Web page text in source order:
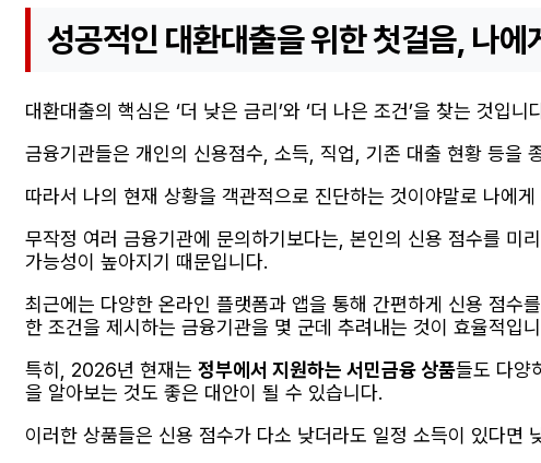
성공적인 대환대출을 위한 첫걸음, 나에
대환대출의 핵심은 ‘더 낮은 금리’와 ‘더 나은 조건’을 찾는 것
금융기관들은 개인의 신용점수, 소득, 직업, 기존 대출 현황 등을
따라서 나의 현재 상황을 객관적으로 진단하는 것이야말로 나에
무작정 여러 금융기관에 문의하기보다는, 본인의 신용 점수를 미
가능성이 높아지기 때문입니다.
최근에는 다양한 온라인 플랫폼과 앱을 통해 간편하게 신용 점수
한 조건을 제시하는 금융기관을 몇 군데 추려내는 것이 효율적입
특히, 2026년 현재는 정부에서 지원하는 서민금융 상품들도 다양
을 알아보는 것도 좋은 대안이 될 수 있습니다.
이러한 상품들은 신용 점수가 다소 낮더라도 일정 소득이 있다면